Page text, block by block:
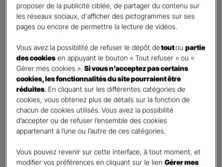
Civilité*
Madame
Contact*
First Last
Téléphone*
United
States
E-mail
proposer de la publicité ciblée, de partager du contenu sur
les réseaux sociaux, d'afficher des pictogrammes sur ses
pages ou encore de permettre la lecture de vidéos.
Vous avez la possibilité de refuser le dépôt detoutoupartie
des cookies en appuyant le bouton « Tout refuser » ou «
Gérer mes cookies ».Si vous n’acceptez pas certains
cookies, les fonctionnalités du site pourraient être
réduites . En cliquant sur les différentes catégories de
cookies, vous obtenez plus de détails sur la fonction de
chacun de cookies utilisés. Vous avez la possibilité
d’accepter ou de refuser l’ensemble des cookies
appartenant à l’une ou l’autre de ces catégories.
Vous pouvez revenir sur cette interface, à tout moment, et
modifier vos préférences en cliquant sur le lienGérer mes